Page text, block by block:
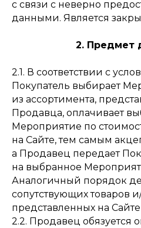
с связи с неверно
данными. Является
2. Предмет
2.1. В соответствии с
Покупатель выбирает
из ассортимента,
Продавца, оплачивает
Мероприятие по
на Сайте, тем самым
а Продавец передает
на выбранное
Аналогичный порядок
сопутствующих товаров
представленных на
2.2. Продавец обязуется